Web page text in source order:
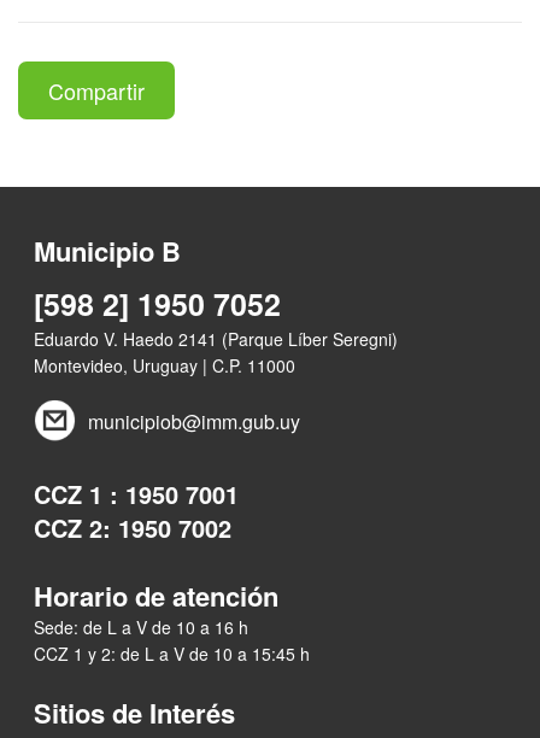
Compartir
Municipio B
[598 2] 1950 7052
Eduardo V. Haedo 2141 (Parque Líber Seregni)
Montevideo, Uruguay | C.P. 11000
municipiob@imm.gub.uy
CCZ 1 : 1950 7001
CCZ 2: 1950 7002
Horario de atención
Sede: de L a V de 10 a 16 h
CCZ 1 y 2: de L a V de 10 a 15:45 h
Sitios de Interés